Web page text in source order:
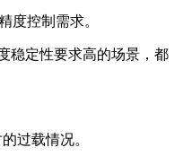
度控制需求。
稳定性要求高的场景，都
过载情况。